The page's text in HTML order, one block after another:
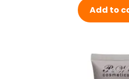
Add to